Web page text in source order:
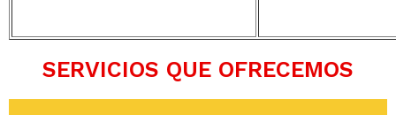
SERVICIOS QUE OFRECEMOS